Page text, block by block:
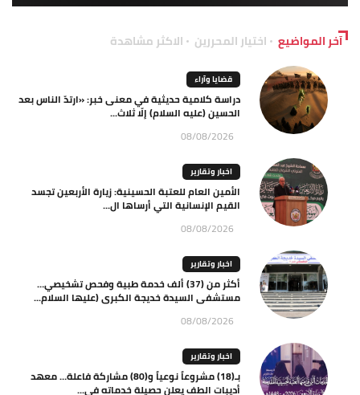
آخر المواضيع اختيار المحررين الاكثر مشاهدة
قضايا وآراء
دراسة كلامية حديثية في معنى خبر: «ارتدّ الناس بعد
الحسين (عليه السلام) إلّا ثلاث...
08/08/2026
اخبار وتقارير
الأمين العام للعتبة الحسينية: زيارة الأربعين تجسد
القيم الإنسانية التي أرساها ال...
08/08/2026
اخبار وتقارير
أكثر من (37) ألف خدمة طبية وفحص تشخيصي…
مستشفى السيدة خديجة الكبرى (عليها السلام...
08/08/2026
اخبار وتقارير
بـ(18) مشروعاً نوعياً و(80) مشاركة فاعلة… معهد
أديبات الطف يعلن حصيلة خدماته في...